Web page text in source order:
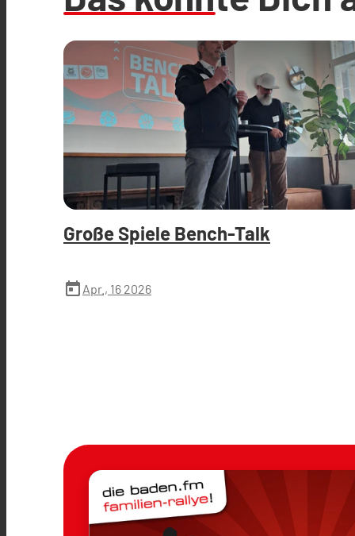
Große Spiele Bench-Talk
today Apr., 16 2026